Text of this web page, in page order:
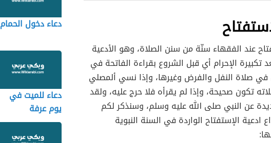
عند الفقهاء سنّة من سنن الصلاة، وهو الأدعية
تكبيرة الإحرام أي قبل الشروع بقراءة الفاتحة في
في صلاة النفل والفرض وغيرها، وإذا نسي ألمصلي
تكون صحيحة، وإذا لم يقرأه فلا حرج عليه، ولقد
عن النبي صلى الله عليه وسلم، وسنذكر لكم
ادعية الإستفتاح الواردة في السنة النبوية
دعاء دخول الحمام
دعاء للميت في
يوم عرفة